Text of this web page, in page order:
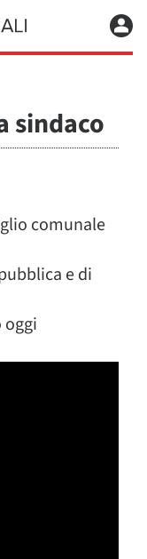
sindaco
comunale
e di
oggi